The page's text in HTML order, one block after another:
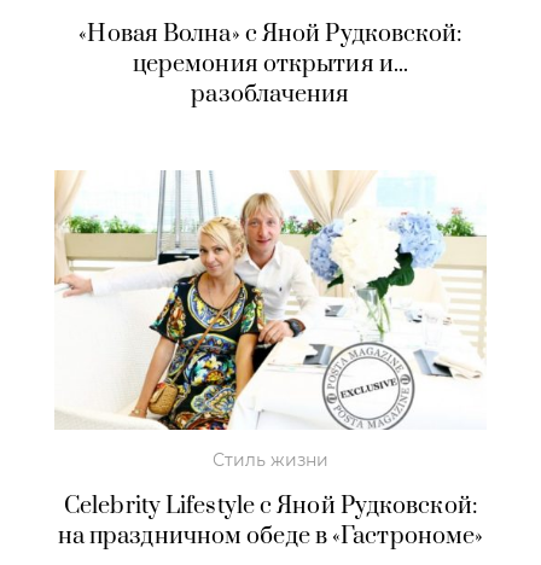
«Новая Волна» с Яной Рудковской:
церемония открытия и...
разоблачения
Стиль жизни
Celebrity Lifestyle с Яной Рудковской:
на праздничном обеде в «Гастрономе»